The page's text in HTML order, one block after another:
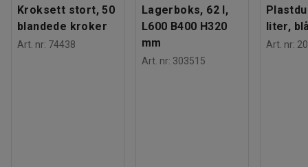
Kroksett stort, 50
blandede kroker
Art. nr: 74438
Lagerboks, 62 l,
L600 B400 H320
mm
Art. nr: 303515
liter,
Art. nr: